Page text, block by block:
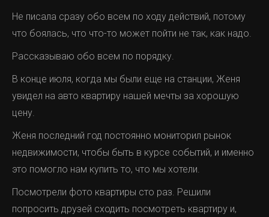
Не писала сразу обо всем по ходу действий, потому
что боялась, что что-то может пойти не так, как надо.
Рассказываю обо всем по порядку.
В конце июля, когда мы были еще на станции, Женя
увидел на авто квартиру нашей мечты за хорошую
цену.
Женя последний год постоянно мониторил рынок
недвижимости, чтобы быть в курсе событий, и именно
это помогло нам купить то, что мы хотели.
Посмотрели фото квартиры сто раз. Решили
попросить друзей сходить посмотреть квартиру и,